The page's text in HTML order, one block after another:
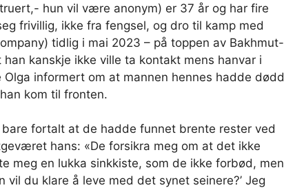
hun vil være anonym) er 37 år og har fire
frivillig, ikke fra fengsel, og dro til kamp med
tidlig i mai 2023 – på toppen av Bakhmut-
kanskje ikke ville ta kontakt mens hanvar i
informert om at mannen hennes hadde dødd
kom til fronten.
fortalt at de hadde funnet brente rester ved
hans: «De forsikra meg om at det ikke
meg en lukka sinkkiste, som de ikke forbød, men
vil du klare å leve med det synet seinere?’ Jeg